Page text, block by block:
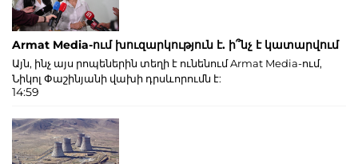
Armat Media-ում խուզարկություն է. ի՞նչ է կատարվում
Այն, ինչ այս րոպեներին տեղի է ունենում Armat Media-ում,
Նիկոլ Փաշինյանի վախի դրսևորումն է:
14:59